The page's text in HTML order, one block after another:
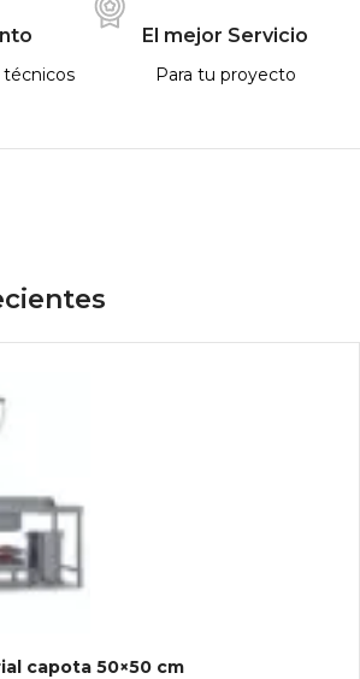
técnicos
El mejor Servicio
Para tu proyecto
capota 50×50 cm